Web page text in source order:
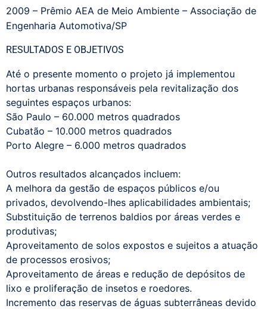
2009 – Prêmio AEA de Meio Ambiente – Associação de
Engenharia Automotiva/SP
RESULTADOS E OBJETIVOS
Até o presente momento o projeto já implementou
hortas urbanas responsáveis pela revitalização dos
seguintes espaços urbanos:
São Paulo – 60.000 metros quadrados
Cubatão – 10.000 metros quadrados
Porto Alegre – 6.000 metros quadrados
Outros resultados alcançados incluem:
A melhora da gestão de espaços públicos e/ou
privados, devolvendo-lhes aplicabilidades ambientais;
Substituição de terrenos baldios por áreas verdes e
produtivas;
Aproveitamento de solos expostos e sujeitos a atuação
de processos erosivos;
Aproveitamento de áreas e redução de depósitos de
lixo e proliferação de insetos e roedores.
Incremento das reservas de águas subterrâneas devido